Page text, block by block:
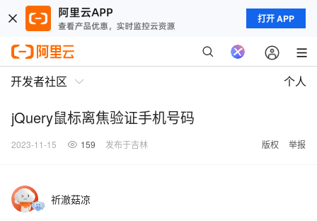
打开 APP
开发者社区 个人
jQuery鼠标离焦验证手机号码
2023-11-15 159 发布于吉林 版权 举报
祈澈菇凉